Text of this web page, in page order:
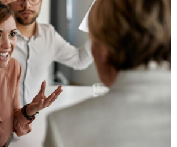
גם בחום הכבד: לא מוותרים על הדמוקרטיה